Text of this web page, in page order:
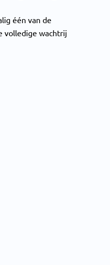
één van de
volledige wachtrij